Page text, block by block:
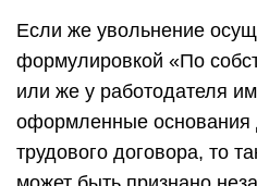
Если же увольнение
формулировкой «По
или же у работодателя
оформленные основания
трудового договора, то